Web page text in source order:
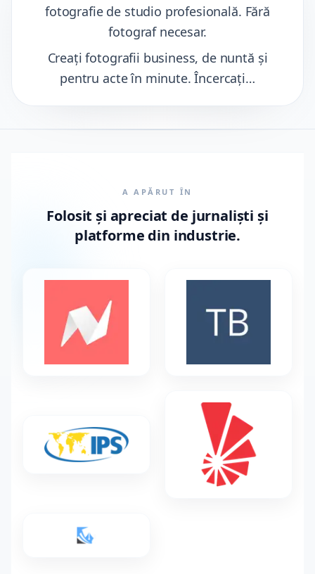
fotografie de studio profesională. Fără
fotograf necesar.
Creați fotografii business, de nuntă și
pentru acte în minute. Încercați…
A APĂRUT ÎN
Folosit și apreciat de jurnaliști și
platforme din industrie.